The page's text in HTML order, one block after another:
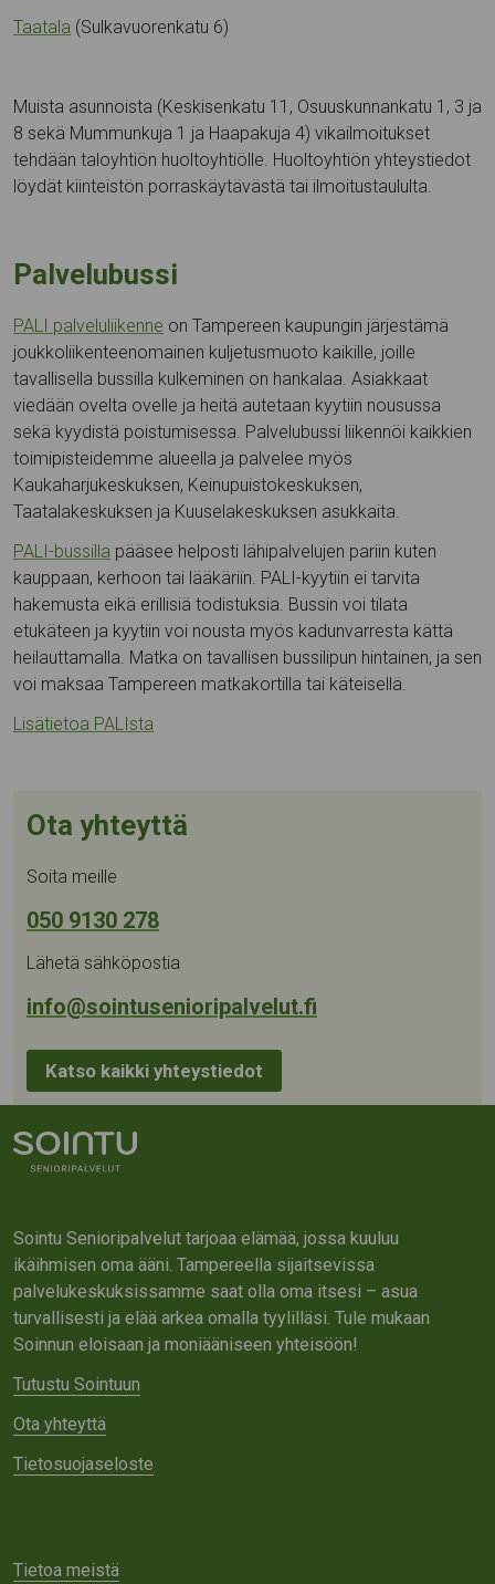
Taatala (Sulkavuorenkatu 6)
Muista asunnoista (Keskisenkatu 11, Osuuskunnankatu 1, 3 ja
8 sekä Mummunkuja 1 ja Haapakuja 4) vikailmoitukset
tehdään taloyhtiön huoltoyhtiölle. Huoltoyhtiön yhteystiedot
löydät kiinteistön porraskäytävästä tai ilmoitustaululta.
Palvelubussi
PALI palveluliikenne on Tampereen kaupungin järjestämä
joukkoliikenteenomainen kuljetusmuoto kaikille, joille
tavallisella bussilla kulkeminen on hankalaa. Asiakkaat
viedään ovelta ovelle ja heitä autetaan kyytiin nousussa
sekä kyydistä poistumisessa. Palvelubussi liikennöi kaikkien
toimipisteidemme alueella ja palvelee myös
Kaukaharjukeskuksen, Keinupuistokeskuksen,
Taatalakeskuksen ja Kuuselakeskuksen asukkaita.
PALI-bussilla pääsee helposti lähipalvelujen pariin kuten
kauppaan, kerhoon tai lääkäriin. PALI-kyytiin ei tarvita
hakemusta eikä erillisiä todistuksia. Bussin voi tilata
etukäteen ja kyytiin voi nousta myös kadunvarresta kättä
heilauttamalla. Matka on tavallisen bussilipun hintainen, ja sen
voi maksaa Tampereen matkakortilla tai käteisellä.
Lisätietoa PALIsta
Ota yhteyttä
Soita meille
050 9130 278
Lähetä sähköpostia
info@sointusenioripalvelut.fi
Katso kaikki yhteystiedot
Sointu Senioripalvelut tarjoaa elämää, jossa kuuluu
ikäihmisen oma ääni. Tampereella sijaitsevissa
palvelukeskuksissamme saat olla oma itsesi – asua
turvallisesti ja elää arkea omalla tyylilläsi. Tule mukaan
Soinnun eloisaan ja moniääniseen yhteisöön!
Tutustu Sointuun
Ota yhteyttä
Tietosuojaseloste
Tietoa meistä